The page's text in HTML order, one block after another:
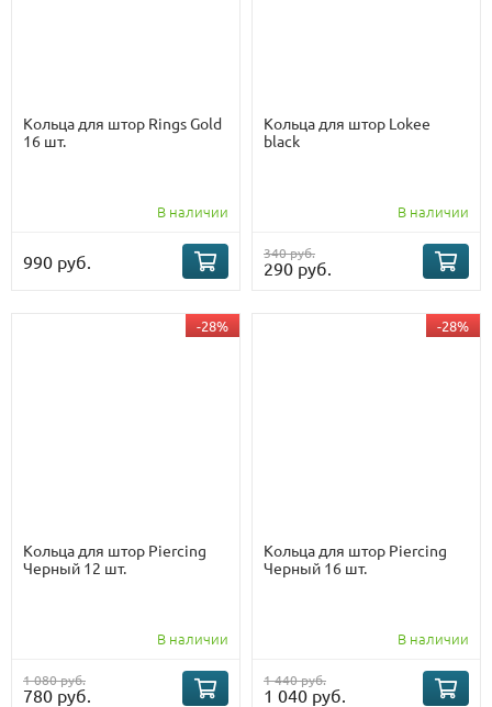
Кольца для штор Rings Gold
16 шт.
В наличии
990 руб.
Кольца для штор Lokee
black
В наличии
340 руб.
290 руб.
-28%
Кольца для штор Piercing
Черный 12 шт.
В наличии
1 080 руб.
780 руб.
-28%
Кольца для штор Piercing
Черный 16 шт.
В наличии
1 440 руб.
1 040 руб.